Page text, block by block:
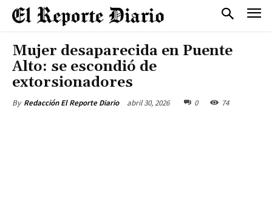
Mujer desaparecida en Puente
Alto: se escondió de
extorsionadores
By Redacción El Reporte Diario abril 30, 2026 0 74